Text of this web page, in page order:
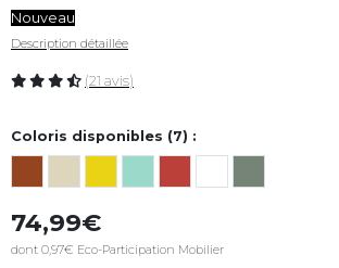
Nouveau
Description détaillée
(21 avis)
Coloris disponibles (7) :
74,99
dont 0,97€ Eco-Participation Mobilier